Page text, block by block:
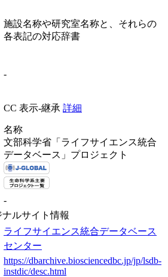
施設名称や研究室名称と、それらの
各表記の対応辞書
-
CC 表示-継承 詳細
名称
文部科学省「ライフサイエンス統合
データベース」プロジェクト
-
ルサイト情報
ライフサイエンス統合データベース
センター
https://dbarchive.biosciencedbc.jp/jp/lsdb-
instdic/desc.html